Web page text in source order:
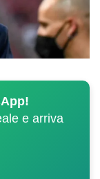
e arriva